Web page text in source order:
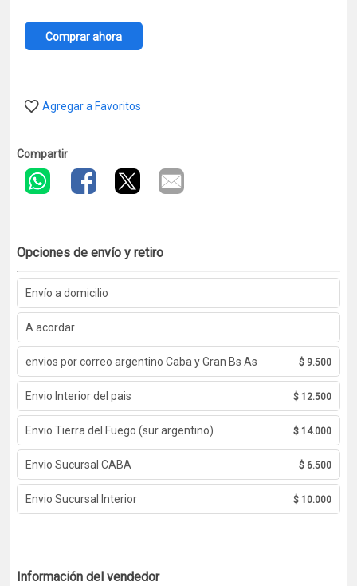
Comprar ahora
Agregar a Favoritos
Compartir
Opciones de envío y retiro
Envío a domicilio
A acordar
envios por correo argentino Caba y Gran Bs As $ 9.500
Envio Interior del pais $ 12.500
Envio Tierra del Fuego (sur argentino) $ 14.000
Envio Sucursal CABA $ 6.500
Envio Sucursal Interior $ 10.000
Información del vendedor